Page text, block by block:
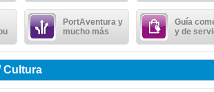
PortAventura y
mucho más
Guía
y de
Cultura